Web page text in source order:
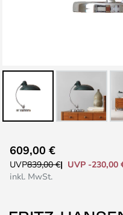
Anfang
der
609,00 €
UVP839,00 €
UVP -230,00
inkl. MwSt.